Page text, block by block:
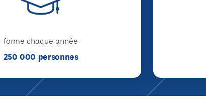
forme chaque année
250 000 personnes